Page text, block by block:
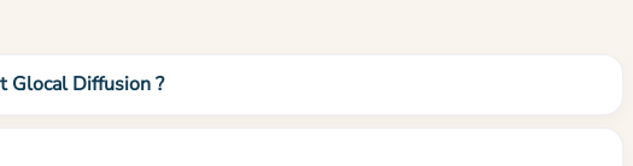
Glocal Diffusion ?